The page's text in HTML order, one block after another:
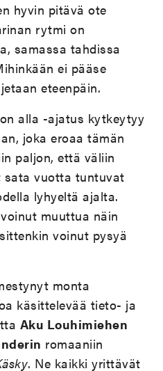
hyvin pitävä ote
rytmi on
samassa tahdissa
ei pääse
eteenpäin.
alla -ajatus kytkeytyy
joka eroaa tämän
paljon, että väliin
sata vuotta tuntuvat
lyhyeltä ajalta.
muuttua näin
voinut pysyä
monta
käsittelevää tieto- ja
Aku Louhimiehen
romaaniin
. Ne kaikki yrittävät